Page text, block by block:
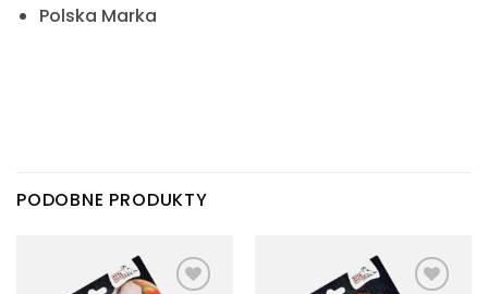
Polska Marka
PODOBNE PRODUKTY